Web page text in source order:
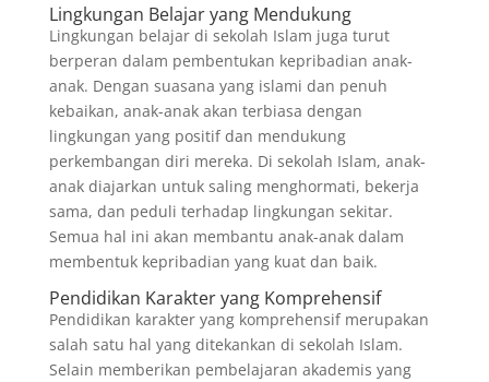
Lingkungan Belajar yang Mendukung
Lingkungan belajar di sekolah Islam juga turut
berperan dalam pembentukan kepribadian anak-
anak. Dengan suasana yang islami dan penuh
kebaikan, anak-anak akan terbiasa dengan
lingkungan yang positif dan mendukung
perkembangan diri mereka. Di sekolah Islam, anak-
anak diajarkan untuk saling menghormati, bekerja
sama, dan peduli terhadap lingkungan sekitar.
Semua hal ini akan membantu anak-anak dalam
membentuk kepribadian yang kuat dan baik.
Pendidikan Karakter yang Komprehensif
Pendidikan karakter yang komprehensif merupakan
salah satu hal yang ditekankan di sekolah Islam.
Selain memberikan pembelajaran akademis yang